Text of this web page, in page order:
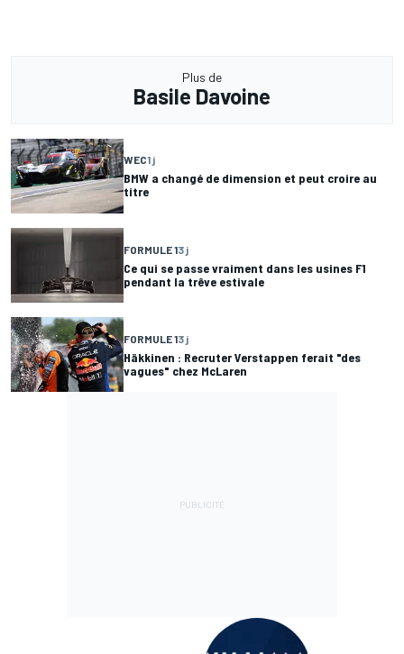
Plus de
Basile Davoine
WEC1 j
BMW a changé de dimension et peut croire au
titre
FORMULE 13 j
Ce qui se passe vraiment dans les usines F1
pendant la trêve estivale
FORMULE 13 j
Häkkinen : Recruter Verstappen ferait "des
vagues" chez McLaren